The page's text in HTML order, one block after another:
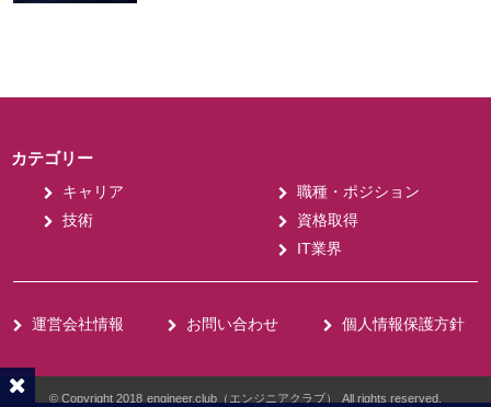
カテゴリー
キャリア
職種・ポジション
技術
資格取得
IT業界
運営会社情報 お問い合わせ 個人情報保護方針
© Copyright 2018 engineer.club（エンジニアクラブ） All rights reserved.